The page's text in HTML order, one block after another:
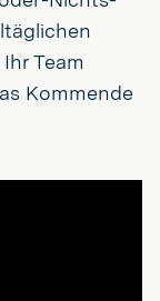
Team
Kommende